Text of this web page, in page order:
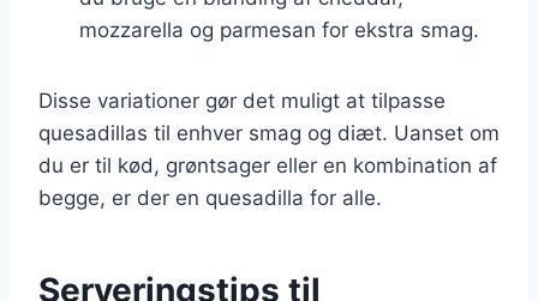
mozzarella og parmesan for ekstra smag.
Disse variationer gør det muligt at tilpasse
quesadillas til enhver smag og diæt. Uanset om
du er til kød, grøntsager eller en kombination af
begge, er der en quesadilla for alle.
Serveringstips til